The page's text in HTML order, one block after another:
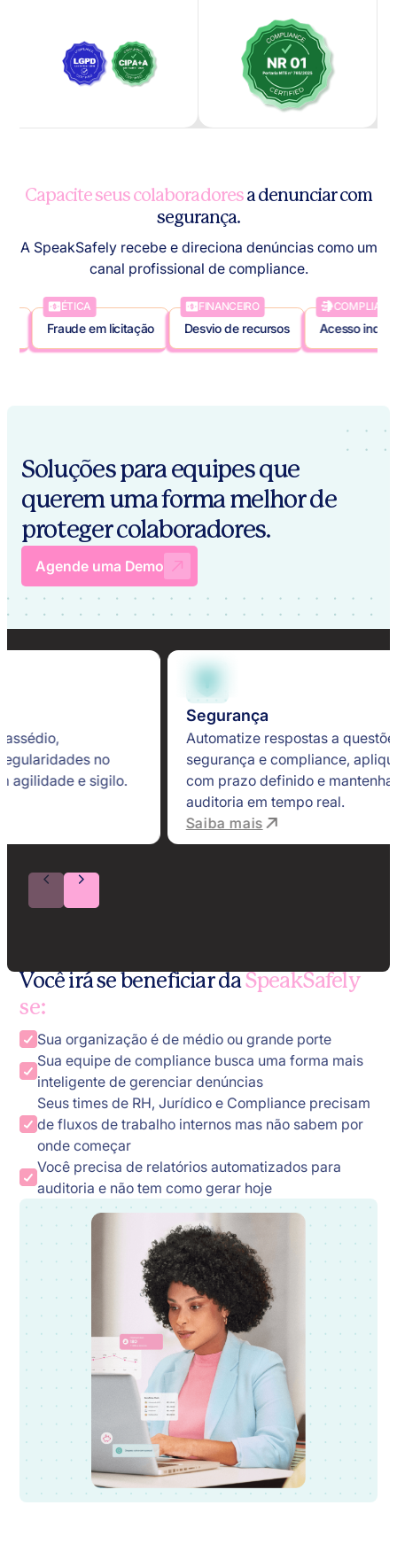
Capacite seus colaboradoresa denunciar com
segurança.
A SpeakSafely recebe e direciona denúncias como um
canal profissional de compliance.
Fraude em licitação
ÉTICA
Desvio de recursos
FINANCEIRO
Acesso indevido a
COMPLIANCE
Soluções para equipes que
querem umaforma melhor de
proteger colaboradores.
Agende uma Demo
assédio,
no
agilidade e sigilo.
Segurança
Automatize respostas a
segurança e compliance,
com prazo definido e mantenha
auditoria em tempo real.
Saiba mais
Você irá se beneficiar daSpeakSafely
se:
Sua organização é de médio ou grande porte
Sua equipe de compliance busca uma forma mais
inteligente de gerenciar denúncias
Seus times de RH, Jurídico e Compliance precisam
de fluxos de trabalho internos mas não sabem por
onde começar
Você precisa de relatórios automatizados para
auditoria e não tem como gerar hoje